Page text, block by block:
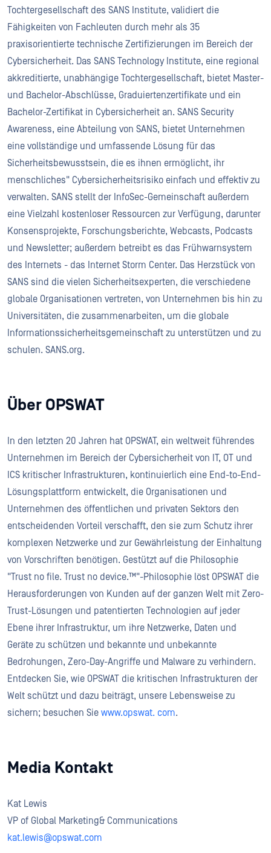
Tochtergesellschaft des SANS Institute, validiert die
Fähigkeiten von Fachleuten durch mehr als 35
praxisorientierte technische Zertifizierungen im Bereich der
Cybersicherheit. Das SANS Technology Institute, eine regional
akkreditierte, unabhängige Tochtergesellschaft, bietet Master-
und Bachelor-Abschlüsse, Graduiertenzertifikate und ein
Bachelor-Zertifikat in Cybersicherheit an. SANS Security
Awareness, eine Abteilung von SANS, bietet Unternehmen
eine vollständige und umfassende Lösung für das
Sicherheitsbewusstsein, die es ihnen ermöglicht, ihr
menschliches" Cybersicherheitsrisiko einfach und effektiv zu
verwalten. SANS stellt der InfoSec-Gemeinschaft außerdem
eine Vielzahl kostenloser Ressourcen zur Verfügung, darunter
Konsensprojekte, Forschungsberichte, Webcasts, Podcasts
und Newsletter; außerdem betreibt es das Frühwarnsystem
des Internets - das Internet Storm Center. Das Herzstück von
SANS sind die vielen Sicherheitsexperten, die verschiedene
globale Organisationen vertreten, von Unternehmen bis hin zu
Universitäten, die zusammenarbeiten, um die globale
Informationssicherheitsgemeinschaft zu unterstützen und zu
schulen. SANS.org.
Über OPSWAT
In den letzten 20 Jahren hat OPSWAT, ein weltweit führendes
Unternehmen im Bereich der Cybersicherheit von IT, OT und
ICS kritischer Infrastrukturen, kontinuierlich eine End-to-End-
Lösungsplattform entwickelt, die Organisationen und
Unternehmen des öffentlichen und privaten Sektors den
entscheidenden Vorteil verschafft, den sie zum Schutz ihrer
komplexen Netzwerke und zur Gewährleistung der Einhaltung
von Vorschriften benötigen. Gestützt auf die Philosophie
"Trust no file. Trust no device.™"-Philosophie löst OPSWAT die
Herausforderungen von Kunden auf der ganzen Welt mit Zero-
Trust-Lösungen und patentierten Technologien auf jeder
Ebene ihrer Infrastruktur, um ihre Netzwerke, Daten und
Geräte zu schützen und bekannte und unbekannte
Bedrohungen, Zero-Day-Angriffe und Malware zu verhindern.
Entdecken Sie, wie OPSWAT die kritischen Infrastrukturen der
Welt schützt und dazu beiträgt, unsere Lebensweise zu
sichern; besuchen Sie www.opswat. com.
Media Kontakt
Kat Lewis
VP of Global Marketing& Communications
kat.lewis@opswat.com